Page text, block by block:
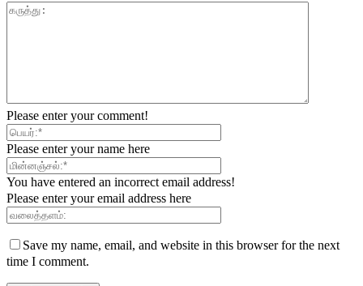
Please enter your comment!
Please enter your name here
You have entered an incorrect email address!
Please enter your email address here
Save my name, email, and website in this browser for the next
time I comment.